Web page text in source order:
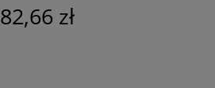
82,66 zł